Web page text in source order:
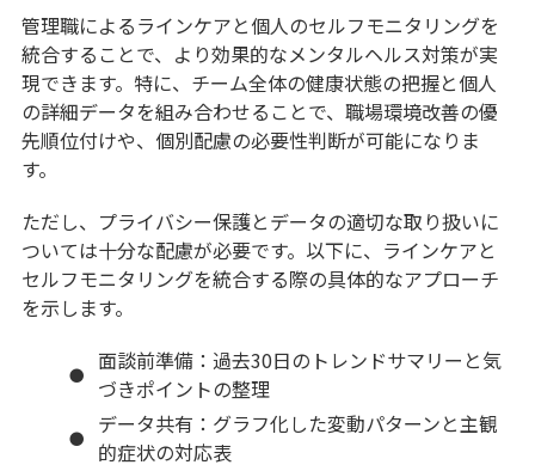
管理職によるラインケアと個人のセルフモニタリングを
統合することで、より効果的なメンタルヘルス対策が実
現できます。特に、チーム全体の健康状態の把握と個人
の詳細データを組み合わせることで、職場環境改善の優
先順位付けや、個別配慮の必要性判断が可能になりま
す。
ただし、プライバシー保護とデータの適切な取り扱いに
ついては十分な配慮が必要です。以下に、ラインケアと
セルフモニタリングを統合する際の具体的なアプローチ
を示します。
面談前準備：過去30日のトレンドサマリーと気
づきポイントの整理
データ共有：グラフ化した変動パターンと主観
的症状の対応表